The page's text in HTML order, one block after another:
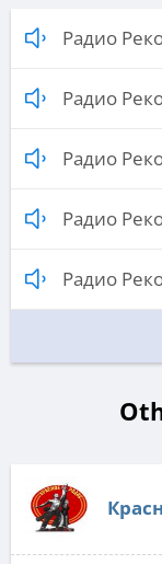
Радио
Радио
Радио
Радио
Радио